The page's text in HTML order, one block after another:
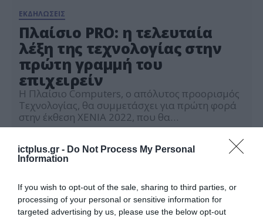
ictplus.gr - Do Not Process My Personal
Information
If you wish to opt-out of the sale, sharing to third parties, or
processing of your personal or sensitive information for
targeted advertising by us, please use the below opt-out
ΕΚΔΗΛΩΣΕΙΣ
Πλαίσιο PRO: η τελευταία
λέξη της τεχνολογίας στην
πρώτη γραμμή του
επιχειρείν
H Πλαίσιο Computers, ο απόλυτος προορισμός
Τεχνολογίας, θα συμμετάσχει για πρώτη φορά
στην έκθεση XENIA 2022, που θα
πραγματοποιηθεί στις 26-27-28 Νοεμβρίου στο
εκθεσιακό κέντρο Metropolitan Expo – κομβικό
σημείο συνάντησης για όλους τους
επαγγελματίες του κλάδου φιλοξενίας. Με το
1 | B10,11 – C10,11, η Πλαίσιο θα δώσει […]